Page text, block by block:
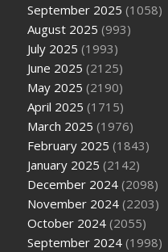
September 2025 (1058)
August 2025 (993)
July 2025 (1993)
June 2025 (2125)
May 2025 (2190)
April 2025 (1715)
March 2025 (1976)
February 2025 (1843)
January 2025 (2142)
December 2024 (2098)
November 2024 (2203)
October 2024 (2055)
September 2024 (1998)